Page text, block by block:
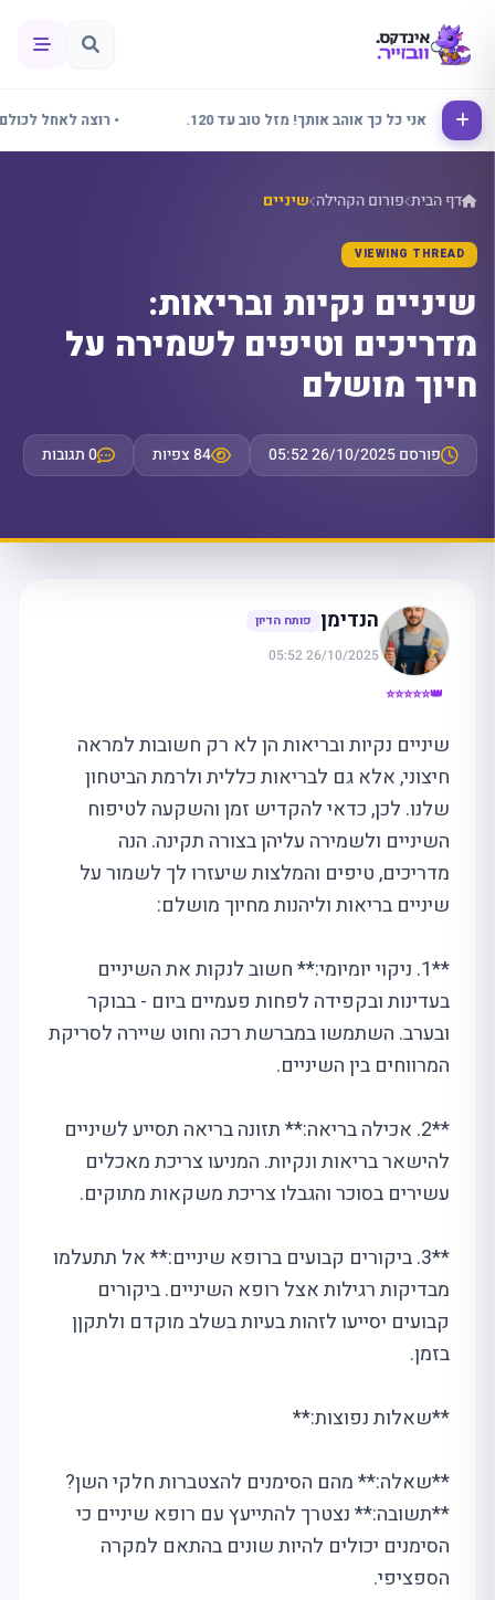
אני כל כך אוהב אותך! מזל טוב עד 120. • רוצה לאחל לכולם
דף הבית פורום הקהילה שיניים
VIEWING THREAD
שיניים נקיות ובריאות:
מדריכים וטיפים לשמירה על
חיוך מושלם
פורסם 26/10/2025 05:52 84 צפיות 0 תגובות
👑⭐⭐⭐⭐⭐
הנדימן פותח הדיון
26/10/2025 05:52
שיניים נקיות ובריאות הן לא רק חשובות למראה
חיצוני, אלא גם לבריאות כללית ולרמת הביטחון
שלנו. לכן, כדאי להקדיש זמן והשקעה לטיפוח
השיניים ולשמירה עליהן בצורה תקינה. הנה
מדריכים, טיפים והמלצות שיעזרו לך לשמור על
שיניים בריאות וליהנות מחיוך מושלם:
**1. ניקוי יומיומי:** חשוב לנקות את השיניים
בעדינות ובקפידה לפחות פעמיים ביום - בבוקר
ובערב. השתמשו במברשת רכה וחוט שיירה לסריקת
המרווחים בין השיניים.
**2. אכילה בריאה:** תזונה בריאה תסייע לשיניים
להישאר בריאות ונקיות. המניעו צריכת מאכלים
עשירים בסוכר והגבלו צריכת משקאות מתוקים.
**3. ביקורים קבועים ברופא שיניים:** אל תתעלמו
מבדיקות רגילות אצל רופא השיניים. ביקורים
קבועים יסייעו לזהות בעיות בשלב מוקדם ולתקןן
בזמן.
**שאלות נפוצות:**
**שאלה:** מהם הסימנים להצטברות חלקי השן?
**תשובה:** נצטרך להתייעץ עם רופא שיניים כי
הסימנים יכולים להיות שונים בהתאם למקרה
הספציפי.